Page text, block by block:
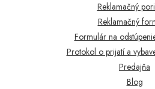
Reklamačný
Reklamačný
Formulár na
Protokol o prijatí a
Predajňa
Blog